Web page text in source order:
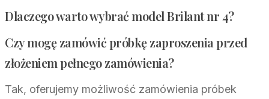
Dlaczego warto wybrać model Brilant nr 4?
Czy mogę zamówić próbkę zaproszenia przed
złożeniem pełnego zamówienia?
Tak, oferujemy możliwość zamówienia próbek